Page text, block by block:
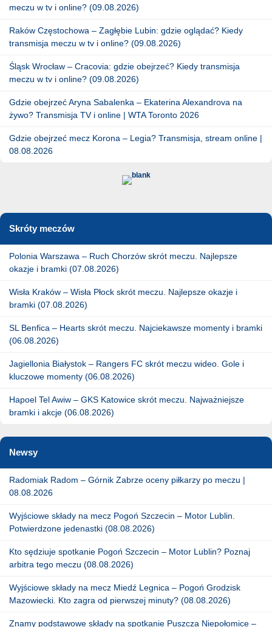
meczu w tv i online? (09.08.2026)
Raków Częstochowa – Zagłębie Lubin: gdzie oglądać? Kiedy
transmisja meczu w tv i online? (09.08.2026)
Śląsk Wrocław – Cracovia: gdzie obejrzeć? Kiedy transmisja
meczu w tv i online? (09.08.2026)
Gdzie obejrzeć Aryna Sabalenka – Ekaterina Alexandrova na
żywo? Transmisja TV i online | WTA Toronto 2026
Gdzie obejrzeć mecz Korona – Legia? Transmisja, stream online |
08.08.2026
Skróty meczów
Polonia Warszawa – Ruch Chorzów skrót meczu. Najlepsze
okazje i bramki (07.08.2026)
Wisła Kraków – Wisła Płock skrót meczu. Najlepsze okazje i
bramki (07.08.2026)
SL Benfica – Hearts skrót meczu. Najciekawsze momenty i bramki
(06.08.2026)
Jagiellonia Białystok – Rangers FC skrót meczu wideo. Gole i
kluczowe momenty (06.08.2026)
Hapoel Tel Awiw – GKS Katowice skrót meczu. Najważniejsze
bramki i akcje (06.08.2026)
Newsy
Radomiak Radom – Górnik Zabrze oceny piłkarzy po meczu |
08.08.2026
Wyjściowe składy na mecz Pogoń Szczecin – Motor Lublin.
Potwierdzone jedenastki (08.08.2026)
Kto sędziuje spotkanie Pogoń Szczecin – Motor Lublin? Poznaj
arbitra tego meczu (08.08.2026)
Wyjściowe składy na mecz Miedź Legnica – Pogoń Grodzisk
Mazowiecki. Kto zagra od pierwszej minuty? (08.08.2026)
Znamy podstawowe składy na spotkanie Puszcza Niepołomice –